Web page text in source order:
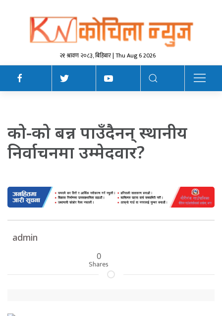
२१ श्रावण २०८३, बिहिबार | Thu Aug 6 2026
को-को बन्न पाउँदैनन् स्थानीय
निर्वाचनमा उम्मेदवार?
admin
0
Shares